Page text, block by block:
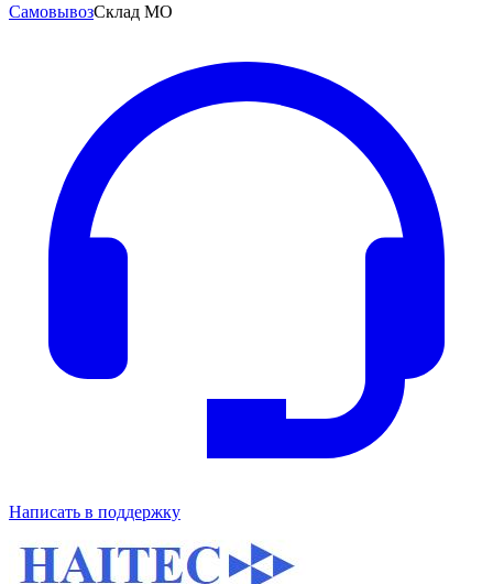
СамовывозСклад МО
Написать в поддержку